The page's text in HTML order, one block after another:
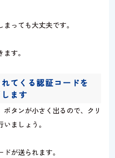
っても大丈夫です。
す。
てくる認証コードを
ます
タンが小さく出るので、クリ
ましょう。
が送られます。